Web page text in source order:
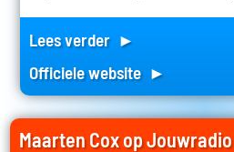
Lees verder ►
Officiele website ►
Maarten Cox op Jouwradio